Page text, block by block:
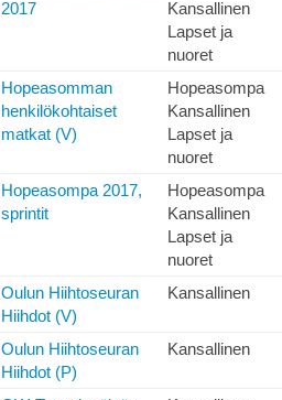
2017
Kansallinen
Lapset ja
nuoret
Hopeasomman
henkilökohtaiset
matkat (V)
Hopeasompa
Kansallinen
Lapset ja
nuoret
Hopeasompa 2017,
sprintit
Hopeasompa
Kansallinen
Lapset ja
nuoret
Oulun Hiihtoseuran
Hiihdot (V)
Kansallinen
Oulun Hiihtoseuran
Hiihdot (P)
Kansallinen